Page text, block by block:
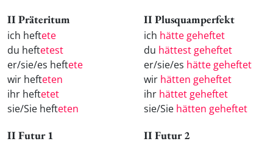
II Präteritum
ich heftete
du heftetest
er/sie/es heftete
wir hefteten
ihr heftetet
sie/Sie hefteten
II Plusquamperfekt
ich hätte geheftet
du hättest geheftet
er/sie/es hätte geheftet
wir hätten geheftet
ihr hättet geheftet
sie/Sie hätten geheftet
II Futur 1 II Futur 2